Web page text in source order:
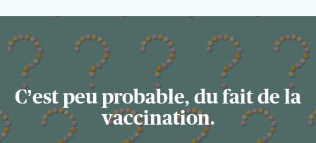
C’est peu probable, du fait de la
vaccination.